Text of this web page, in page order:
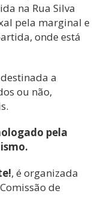
na Rua Silva
pela marginal e
onde está
a
ou não,
pela
, é organizada
de